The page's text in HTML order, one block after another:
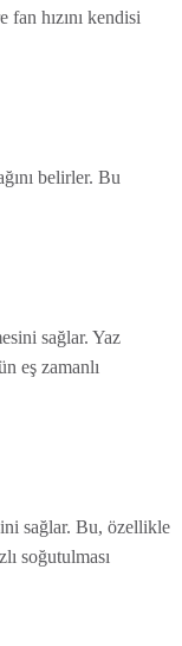
hızını kendisi
belirler. Bu
sağlar. Yaz
eş zamanlı
sağlar. Bu, özellikle
soğutulması